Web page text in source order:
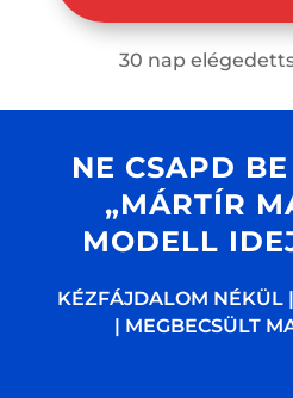
30 nap
NE CSAPD
„MÁRTÍR
MODELL
KÉZFÁJDALOM NÉKÜL
| MEGBECSÜLT